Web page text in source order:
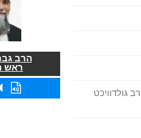
גולדוויכט
הרב
ראש